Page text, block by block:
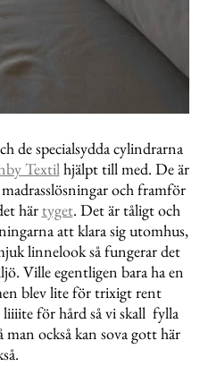
de specialsydda cylindrarna
Textilhjälpt till med. De är
och framför
härtyget. Det är tåligt och
att klara sig utomhus,
linnelook så fungerar det
Ville egentligen bara ha en
blev lite för trixigt rent
för hård så vi skall fylla
också kan sova gott här